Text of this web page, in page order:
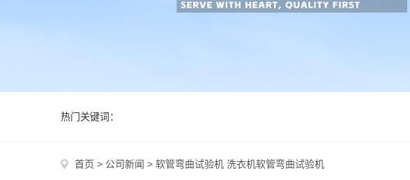
热门关键词：
首页 > 公司新闻 > 软管弯曲试验机 洗衣机软管弯曲试验机